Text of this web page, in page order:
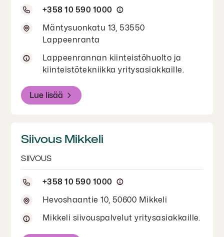
+358 10 590 1000
Mäntysuonkatu 13, 53550
Lappeenranta
Lappeenrannan kiinteistöhuolto ja
kiinteistötekniikka yritysasiakkaille.
Lue lisää
Siivous Mikkeli
SIIVOUS
+358 10 590 1000
Hevoshaantie 10, 50600 Mikkeli
Mikkeli siivouspalvelut yritysasiakkaille.